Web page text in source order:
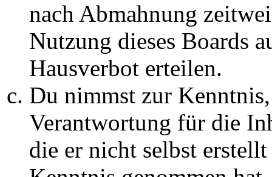
nach Abmahnung
Nutzung dieses Boards
Hausverbot erteilen.
Du nimmst zur
Verantwortung für die
die er nicht selbst